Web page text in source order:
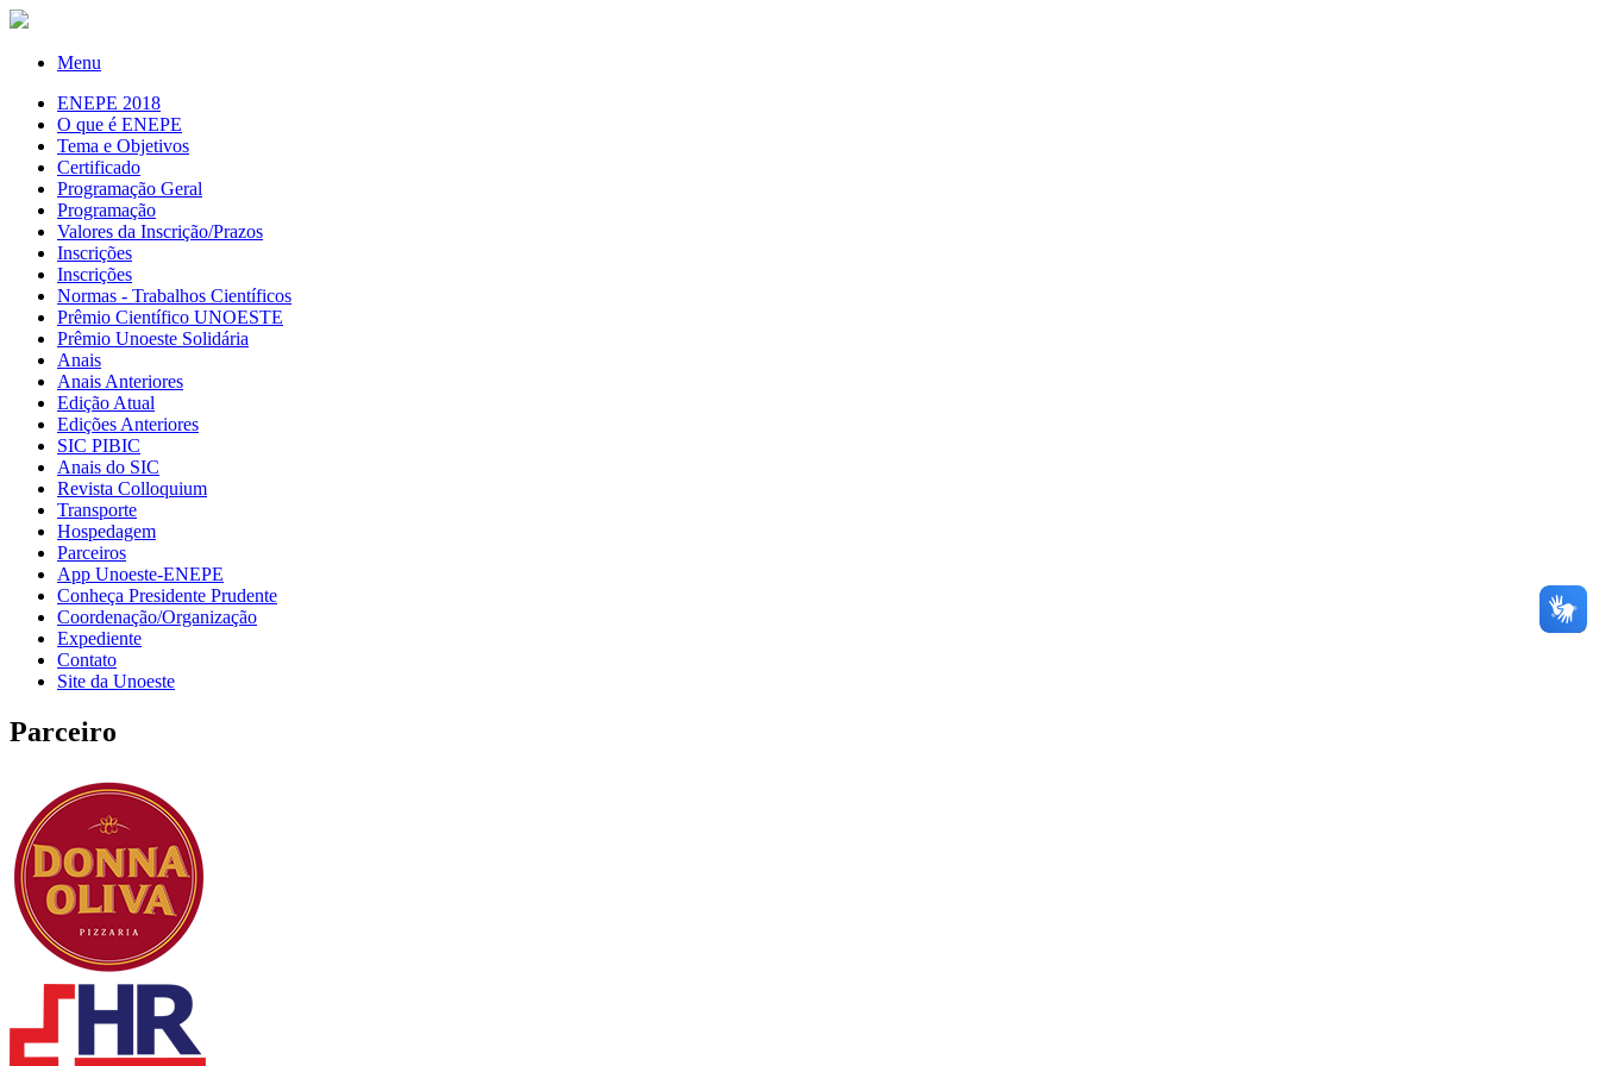
Menu
ENEPE 2018
O que é ENEPE
Tema e Objetivos
Certificado
Programação Geral
Programação
Valores da Inscrição/Prazos
Inscrições
Inscrições
Normas - Trabalhos Científicos
Prêmio Científico UNOESTE
Prêmio Unoeste Solidária
Anais
Anais Anteriores
Edição Atual
Edições Anteriores
SIC PIBIC
Anais do SIC
Revista Colloquium
Transporte
Hospedagem
Parceiros
App Unoeste-ENEPE
Conheça Presidente Prudente
Coordenação/Organização
Expediente
Contato
Site da Unoeste
Parceiro